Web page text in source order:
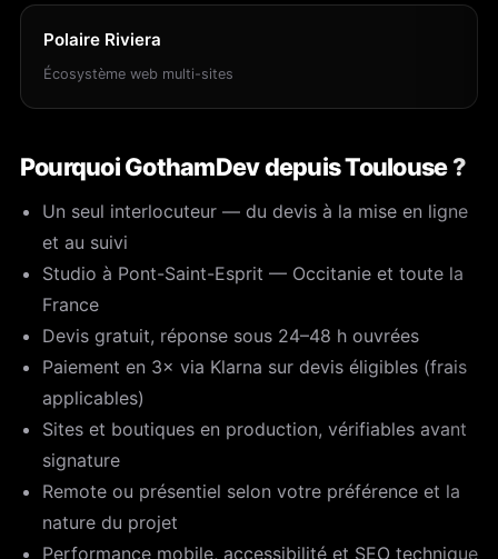
Polaire Riviera
Écosystème web multi-sites
Pourquoi GothamDev depuis Toulouse ?
Un seul interlocuteur — du devis à la mise en ligne
et au suivi
Studio à Pont-Saint-Esprit — Occitanie et toute la
France
Devis gratuit, réponse sous 24–48 h ouvrées
Paiement en 3× via Klarna sur devis éligibles (frais
applicables)
Sites et boutiques en production, vérifiables avant
signature
Remote ou présentiel selon votre préférence et la
nature du projet
Performance mobile, accessibilité et SEO technique